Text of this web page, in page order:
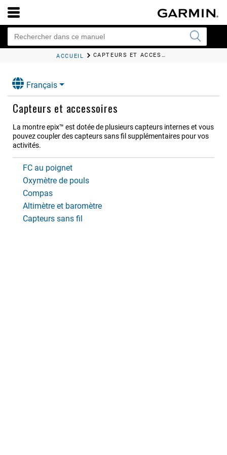
ACCUEIL CAPTEURS ET ACCESSOIRES
Français
Capteurs et accessoires
La montreepix™ est dotée de plusieurs capteurs internes et vous
pouvez coupler des capteurs sans fil supplémentaires pour vos
activités.
FC au poignet
Oxymètre de pouls
Compas
Altimètre et baromètre
Capteurs sans fil